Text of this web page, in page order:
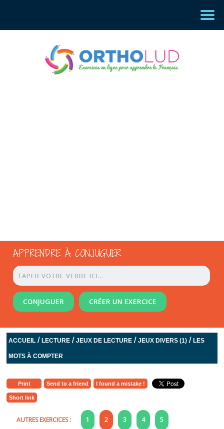
APPRENDRE À CONJUGUER
CONJUGUER CRÉER UN EXERCICE
ACCUEIL /LECTURE /JEUX DE LECTURE /JEUX DIVERS (1) /LES
MOTS À COMPTER
Print Send to a friend I found a mistake !
Short link
AUTRES EXERCICES : 1 2 3 4 5